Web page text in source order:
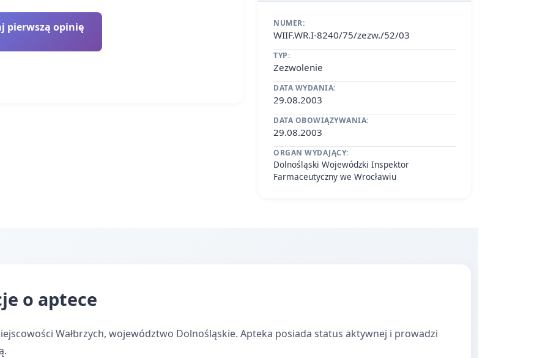
pierwszą opinię NUMER:
WIIF.WR.I-8240/75/zezw./52/03
TYP:
Zezwolenie
DATA WYDANIA:
29.08.2003
DATA OBOWIĄZYWANIA:
29.08.2003
ORGAN WYDAJĄCY:
Dolnośląski Wojewódzki Inspektor
Farmaceutyczny we Wrocławiu
o aptece
Wałbrzych, województwo Dolnośląskie. Apteka posiada status aktywnej i prowadzi